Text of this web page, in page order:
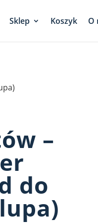
Sklep Koszyk O
–
do